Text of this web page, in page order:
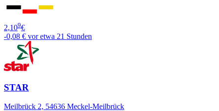
2,109€
-0,08 € vor etwa 21 Stunden
STAR
Meilbrück 2, 54636 Meckel-Meilbrück